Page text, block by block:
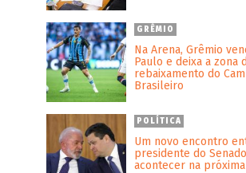
GRÊMIO
Na Arena, Grêmio
Paulo e deixa a zona
rebaixamento do
Brasileiro
POLÍTICA
Um novo encontro
presidente do
acontecer na